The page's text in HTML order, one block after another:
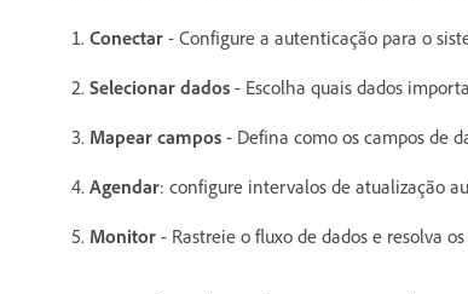
Conectar - Configure a autenticação para o
Selecionar dados - Escolha quais dados
Mapear campos - Defina como os campos de
Agendar: configure intervalos de atualização
Monitor - Rastreie o fluxo de dados e resolva